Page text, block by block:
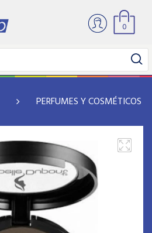
0
PERFUMES Y COSMÉTICOS